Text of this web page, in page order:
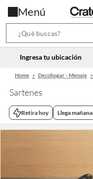
Menú
location-
Ingresa tu ubicación
Home Decohogar - Menaje
Sartenes
Retira hoy Llega mañana